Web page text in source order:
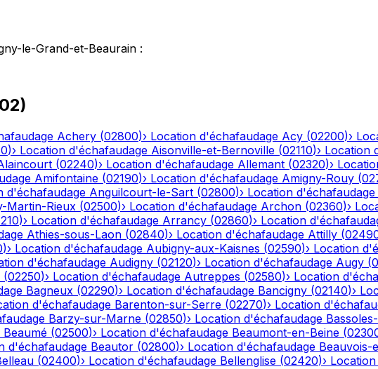
le-Grand-et-Beaurain :
02)
Achery (02800)› Location d'échafaudage Acy (02200)›
)› Location d'échafaudage Aisonville-et-Bernoville (02110)› Location
(02240)› Location d'échafaudage Allemant (02320)›
Amifontaine (02190)› Location d'échafaudage Amigny-Rouy (
d'échafaudage Anguilcourt-le-Sart (02800)› Location d'échafaudage
Martin-Rieux (02500)› Location d'échafaudage Archon (02360)›
)› Location d'échafaudage Arrancy (02860)› Location
Athies-sous-Laon (02840)› Location d'échafaudage Attilly (
)› Location d'échafaudage Aubigny-aux-Kaisnes (02590)› Location
d'échafaudage Audigny (02120)› Location d'échafaudage Augy (
(02250)› Location d'échafaudage Autreppes (02580)› Location
Bagneux (02290)› Location d'échafaudage Bancigny (02140)›
d'échafaudage Barenton-sur-Serre (02270)› Location
Barzy-sur-Marne (02850)› Location d'échafaudage
Beaumé (02500)› Location d'échafaudage Beaumont-en-Beine (
d'échafaudage Beautor (02800)› Location d'échafaudage Beauvois-
(02400)› Location d'échafaudage Bellenglise (02420)›